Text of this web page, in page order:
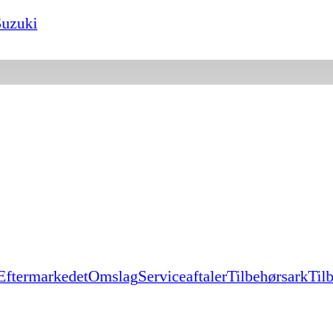
OmslagServiceaftalerTilbehørsark